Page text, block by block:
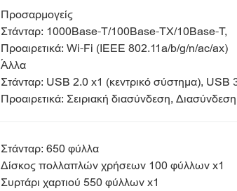
Προσαρμογείς
Στάνταρ: 1000Base-T/100Base-TX/10Base-T,
Προαιρετικά: Wi-Fi (IEEE 802.11a/b/g/n/ac/ax)
Άλλα
Στάνταρ: USB 2.0 x1 (κεντρικό σύστημα),
Προαιρετικά: Σειριακή διασύνδεση,
Στάνταρ: 650 φύλλα
Δίσκος πολλαπλών χρήσεων 100 φύλλων x1
Συρτάρι χαρτιού 550 φύλλων x1